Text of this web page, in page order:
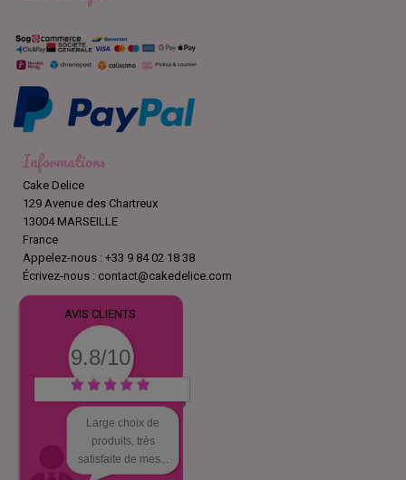
Informations
Cake Delice
129 Avenue des Chartreux
13004 MARSEILLE
France
Appelez-nous : +33 9 84 02 18 38
Écrivez-nous : contact@cakedelice.com
AVIS CLIENTS
9.8/10
Large choix de
produits, très
satisfaite de mes...